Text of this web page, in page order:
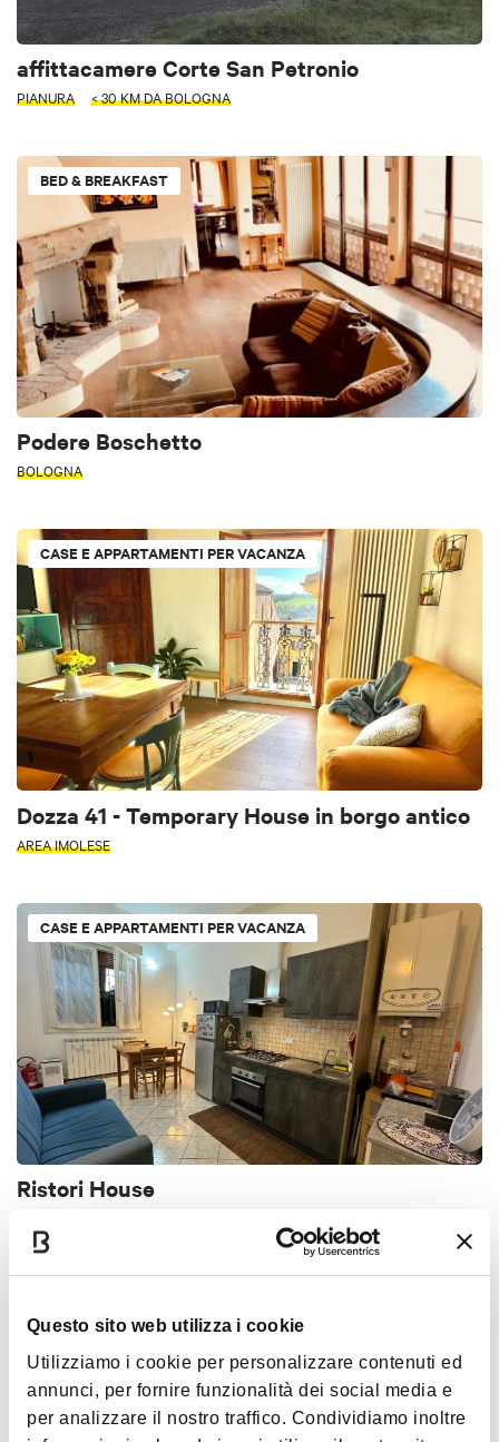
Questo sito web utilizza i cookie
Utilizziamo i cookie per personalizzare contenuti ed
annunci, per fornire funzionalità dei social media e
per analizzare il nostro traffico. Condividiamo inoltre
affittacamere Corte San Petronio
PIANURA < 30 KM DA BOLOGNA
BED & BREAKFAST
Podere Boschetto
BOLOGNA
CASE E APPARTAMENTI PER VACANZA
Dozza 41 - Temporary House in borgo antico
AREA IMOLESE
CASE E APPARTAMENTI PER VACANZA
Ristori House